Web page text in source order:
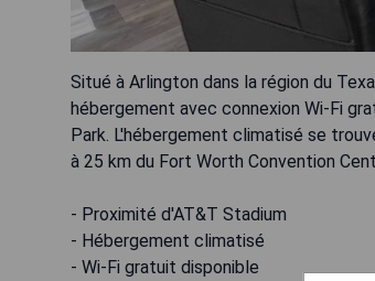
Situé à Arlington dans la région du
hébergement avec connexion Wi-Fi
Park. L'hébergement climatisé se
à 25 km du Fort Worth Convention
- Proximité d'AT&T Stadium
- Hébergement climatisé
- Wi-Fi gratuit disponible